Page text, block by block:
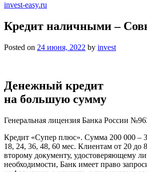
invest-easy.ru
Кредит наличными –
Posted on 24 июня, 2022 by invest
Денежный кредит
на большую сумму
Генеральная лицензия Банка России
Кредит «Супер плюс». Сумма 200 000 –
18, 24, 36, 48, 60 мес. Клиентам от 20 до
второму документу, удостоверяющему
необходимости, Банк имеет право